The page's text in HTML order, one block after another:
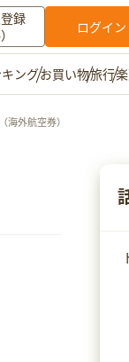
録
ログイン
キングお買い物旅行
海外航空券）